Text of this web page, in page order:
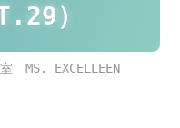
）
MS. EXCELLEEN